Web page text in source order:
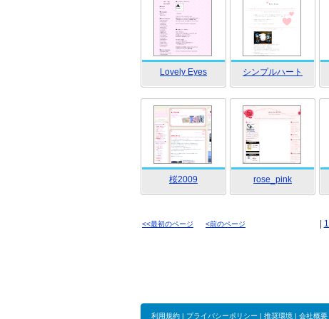
Lovely Eyes シンプルハート
桜2009 rose_pink
<<最初のページ <前のページ 1
利用規約 | プライバシーポリシー | 推奨環境 | 会社概要